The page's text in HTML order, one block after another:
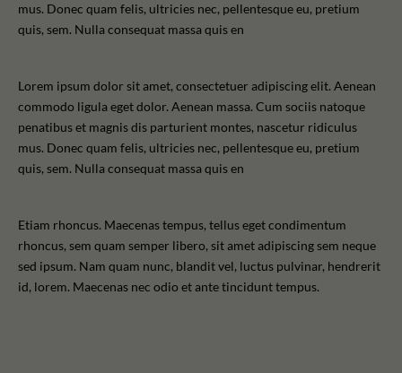
mus. Donec quam felis, ultricies nec, pellentesque eu, pretium
quis, sem. Nulla consequat massa quis en
Lorem ipsum dolor sit amet, consectetuer adipiscing elit. Aenean
commodo ligula eget dolor. Aenean massa. Cum sociis natoque
penatibus et magnis dis parturient montes, nascetur ridiculus
mus. Donec quam felis, ultricies nec, pellentesque eu, pretium
quis, sem. Nulla consequat massa quis en
Etiam rhoncus. Maecenas tempus, tellus eget condimentum
rhoncus, sem quam semper libero, sit amet adipiscing sem neque
sed ipsum. Nam quam nunc, blandit vel, luctus pulvinar, hendrerit
id, lorem. Maecenas nec odio et ante tincidunt tempus.